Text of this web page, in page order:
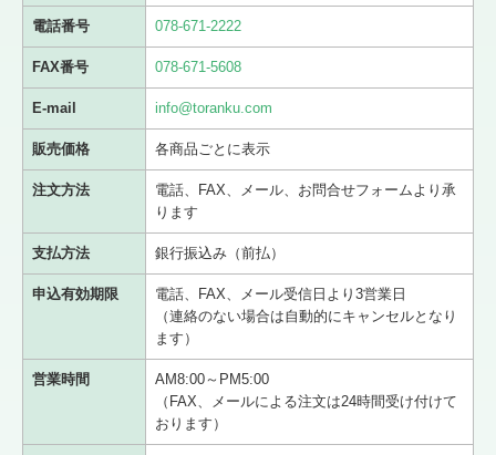
電話番号 078-671-2222
FAX番号 078-671-5608
E-mail info@toranku.com
販売価格 各商品ごとに表示
注文方法
電話、FAX、メール、お問合せフォームより承
ります
支払方法 銀行振込み（前払）
申込有効期限
電話、FAX、メール受信日より3営業日
（連絡のない場合は自動的にキャンセルとなり
ます）
営業時間
AM8:00～PM5:00
（FAX、メールによる注文は24時間受け付けて
おります）